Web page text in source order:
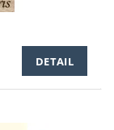
DETAIL